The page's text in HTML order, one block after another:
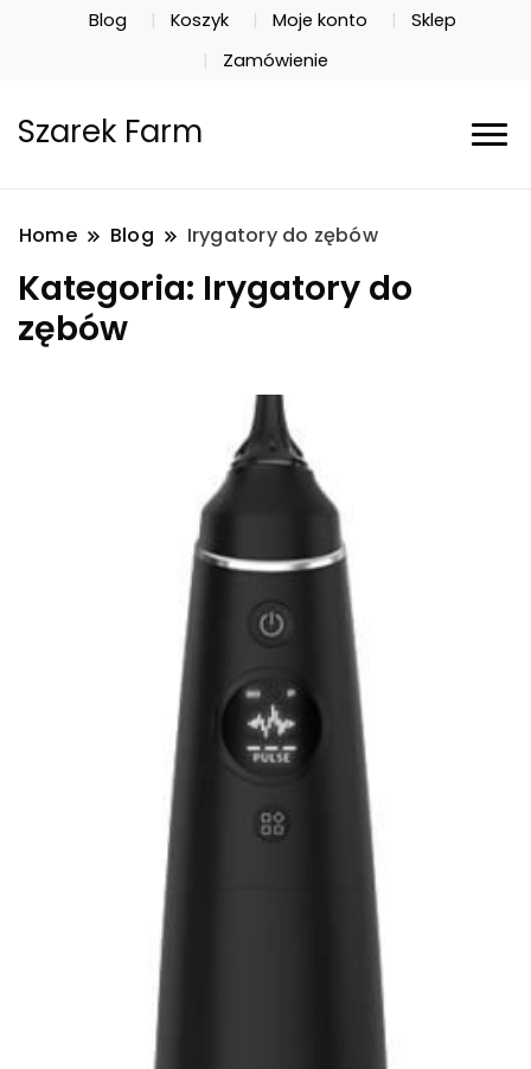
Blog Koszyk Moje konto
Sklep
Zamówienie
Szarek Farm
Home Blog Irygatory do zębów
Kategoria: Irygatory do
zębów